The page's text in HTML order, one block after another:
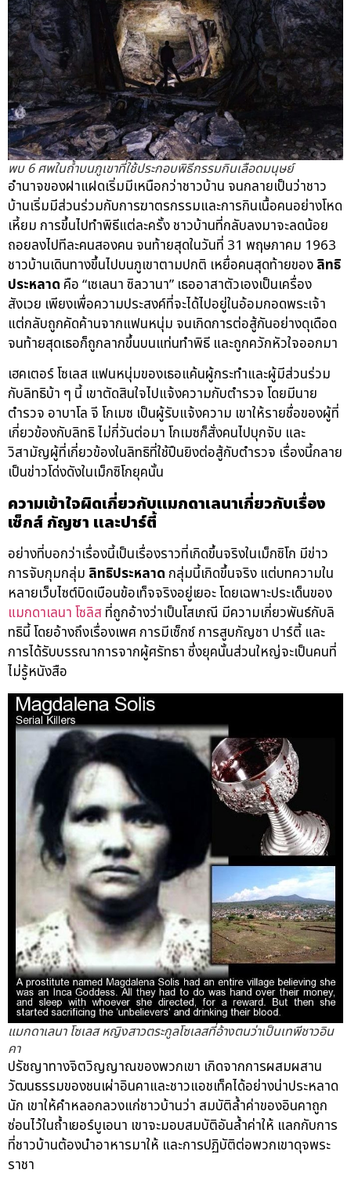
พบ 6 ศพในถ้ำบนภูเขาที่ใช้ประกอบพิธีกรรมกินเลือดมนุษย์
อำนาจของฝาแฝดเริ่มมีเหนือกว่าชาวบ้าน จนกลายเป็นว่าชาว
บ้านเริ่มมีส่วนร่วมกับการฆาตรกรรมและการกินเนื้อคนอย่างโหด
เหี้ยม การขึ้นไปทำพิธีแต่ละครั้ง ชาวบ้านที่กลับลงมาจะลดน้อย
ถอยลงไปทีละคนสองคน จนท้ายสุดในวันที่ 31 พฤษภาคม 1963
ชาวบ้านเดินทางขึ้นไปบนภูเขาตามปกติ เหยื่อคนสุดท้ายของลิทธิ
ประหลาด คือ “เซเลนา ซิลวานา” เธออาสาตัวเองเป็นเครื่อง
สังเวย เพียงเพื่อความประสงค์ที่จะได้ไปอยู่ในอ้อมกอดพระเจ้า
แต่กลับถูกคัดค้านจากแฟนหนุ่ม จนเกิดการต่อสู้กันอย่างดุเดือด
จนท้ายสุดเธอก็ถูกลากขึ้นบนแท่นทำพิธี และถูกควักหัวใจออกมา
เฮคเตอร์ โซเลส แฟนหนุ่มของเธอแค้นผู้กระทำและผู้มีส่วนร่วม
กับลิทธิบ้า ๆ นี้ เขาตัดสินใจไปแจ้งความกับตำรวจ โดยมีนาย
ตำรวจ อาบาโล จี โกเมซ เป็นผู้รับแจ้งความ เขาให้รายชื่อของผู้ที่
เกี่ยวข้องกับลิทธิ ไม่กี่วันต่อมา โกเมซก็สั่งคนไปบุกจับ และ
วิสามัญผู้ที่เกี่ยวข้องในลิทธิที่ใช้ปืนยิงต่อสู้กับตำรวจ เรื่องนี้กลาย
เป็นข่าวโด่งดังในเม็กซิโกยุคนั้น
ความเข้าใจผิดเกี่ยวกับแมกดาเลนาเกี่ยวกับเรื่อง
เซ็กส์ กัญชา และปาร์ตี้
อย่างที่บอกว่าเรื่องนี้เป็นเรื่องราวที่เกิดขึ้นจริงในเม็กซิโก มีข่าว
การจับกุมกลุ่ม ลิทธิประหลาด กลุ่มนี้เกิดขึ้นจริง แต่บทความใน
หลายเว็บไซต์บิดเบือนข้อเท็จจริงอยู่เยอะ โดยเฉพาะประเด็นของ
แมกดาเลนา โซลิส ที่ถูกอ้างว่าเป็นโสเภณี มีความเกี่ยวพันธ์กับลิ
ทธินี้ โดยอ้างถึงเรื่องเพศ การมีเซ็กซ์ การสูบกัญชา ปาร์ตี้ และ
การได้รับบรรณาการจากผู้ศรัทธา ซึ่งยุคนั้นส่วนใหญ่จะเป็นคนที่
ไม่รู้หนังสือ
แมกดาเลนา โซเลส หญิงสาวตระกูลโซเลสที่อ้างตนว่าเป็นเทพีชาวอิน
คา
ปรัชญาทางจิตวิญญาณของพวกเขา เกิดจากการผสมผสาน
วัฒนธรรมของชนเผ่าอินคาและชาวแอชเท็คได้อย่างน่าประหลาด
นัก เขาให้คำหลอกลวงแก่ชาวบ้านว่า สมบัติล้ำค่าของอินคาถูก
ซ่อนไว้ในถ้ำเยอร์บูเอนา เขาจะมอบสมบัติอันล้ำค่าให้ แลกกับการ
ที่ชาวบ้านต้องนำอาหารมาให้ และการปฏิบัติต่อพวกเขาดุจพระ
ราชา